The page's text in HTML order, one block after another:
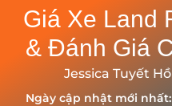
Giá Xe Land
& Đánh Giá
Jessica Tuyết
Ngày cập nhật mới nhất: